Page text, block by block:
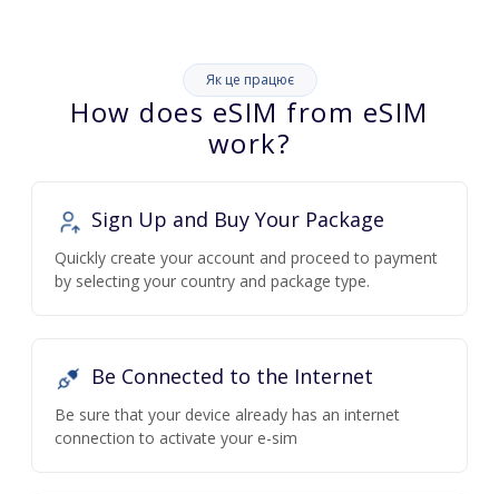
Як це працює
How does eSIM from eSIM
work?
Sign Up and Buy Your Package
Quickly create your account and proceed to payment
by selecting your country and package type.
Be Connected to the Internet
Be sure that your device already has an internet
connection to activate your e-sim